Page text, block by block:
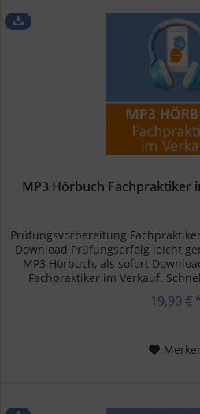
MP3 Hörbuch Fachpraktiker
Prüfungsvorbereitung
Download Prüfungserfolg leicht
MP3 Hörbuch, als sofort
Fachpraktiker im Verkauf.
19,90 €